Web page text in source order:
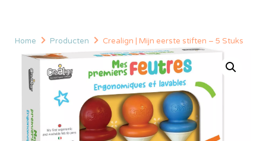
Home Producten Crealign | Mijn eerste stiften – 5 Stuks